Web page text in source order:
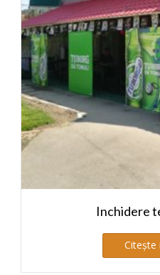
Inchidere
Citește